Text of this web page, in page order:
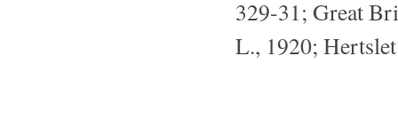
329-31; Great
L., 1920;